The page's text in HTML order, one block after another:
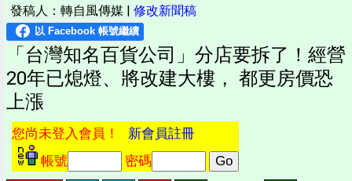
發稿人：轉自風傳媒 | 修改新聞稿
「台灣知名百貨公司」分店要拆了！經營
20年已熄燈、將改建大樓， 都更房價恐
上漲
您尚未登入會員！ 新會員註冊
帳號
密碼